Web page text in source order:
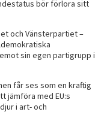
bör förlora sitt
och Vänsterpartiet –
sin egen partigrupp i
får ses som en kraftig
jämföra med EU:s
i art- och